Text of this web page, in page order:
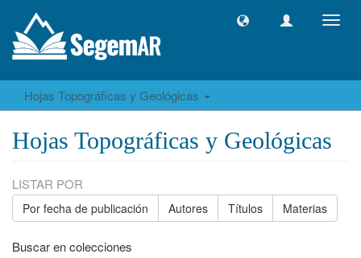
Hojas Topográficas y Geológicas
Hojas Topográficas y Geológicas
LISTAR POR
Por fecha de publicación Autores Títulos Materias
Buscar en colecciones